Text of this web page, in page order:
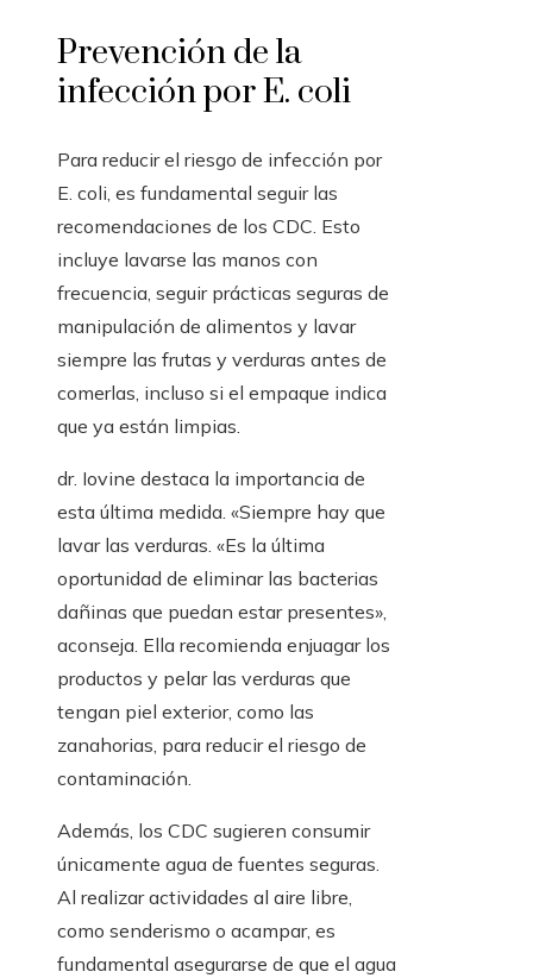
Prevención de la
infección por E. coli
Para reducir el riesgo de infección por
E. coli, es fundamental seguir las
recomendaciones de los CDC. Esto
incluye lavarse las manos con
frecuencia, seguir prácticas seguras de
manipulación de alimentos y lavar
siempre las frutas y verduras antes de
comerlas, incluso si el empaque indica
que ya están limpias.
dr. Iovine destaca la importancia de
esta última medida. «Siempre hay que
lavar las verduras. «Es la última
oportunidad de eliminar las bacterias
dañinas que puedan estar presentes»,
aconseja. Ella recomienda enjuagar los
productos y pelar las verduras que
tengan piel exterior, como las
zanahorias, para reducir el riesgo de
contaminación.
Además, los CDC sugieren consumir
únicamente agua de fuentes seguras.
Al realizar actividades al aire libre,
como senderismo o acampar, es
fundamental asegurarse de que el agua